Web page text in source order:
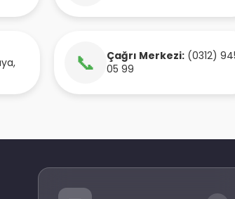
,
📞 Çağrı Merkezi: (0312)
05 99